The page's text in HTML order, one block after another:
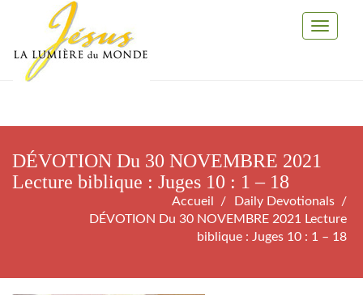
Toggle
DÉVOTION Du 30 NOVEMBRE 2021
Lecture biblique : Juges 10 : 1 – 18
Accueil
Daily Devotionals
DÉVOTION Du 30 NOVEMBRE 2021 Lecture
biblique : Juges 10 : 1 – 18